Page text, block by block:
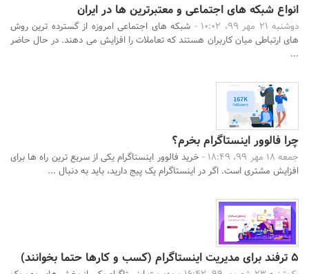
انواع شبکه های اجتماعی و معتبرترین ها در ایران
دوشنبه 21 مهر 99، 10:02 -
شبکه های اجتماعی امروزه از گسترده ترین روش
های ارتباطی میان کاربران هستند که تعاملات را افزایش می دهند. در حال حاضر
...
چرا فالوور اینستاگرام بخرم؟
جمعه 18 مهر 99، 18:49 -
خرید فالوور اینستاگرام یکی از سریع ترین راه ها برای
افزایش مشتری است. اگر در اینستاگرام یک پیج دارید، باید به دنبال ...
5 ترفند برای مدیریت اینستاگرام (کسب و کارها حتما بخوانند)